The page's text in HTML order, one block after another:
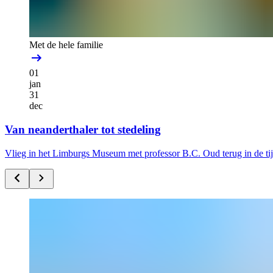
Met de hele familie
01
jan
31
dec
Van neanderthaler tot stedeling
Vlieg in het Limburgs Museum met professor B.C. Oud terug in de